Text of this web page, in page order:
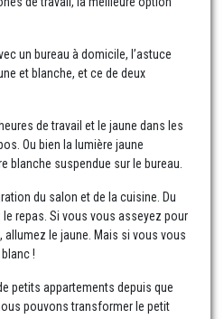
un bureau à domicile, l’astuce
et blanche, et ce de deux
de travail et le jaune dans les
Ou bien la lumière jaune
blanche suspendue sur le bureau.
du salon et de la cuisine. Du
repas. Si vous vous asseyez pour
le jaune. Mais si vous vous
!
petits appartements depuis que
pouvons transformer le petit